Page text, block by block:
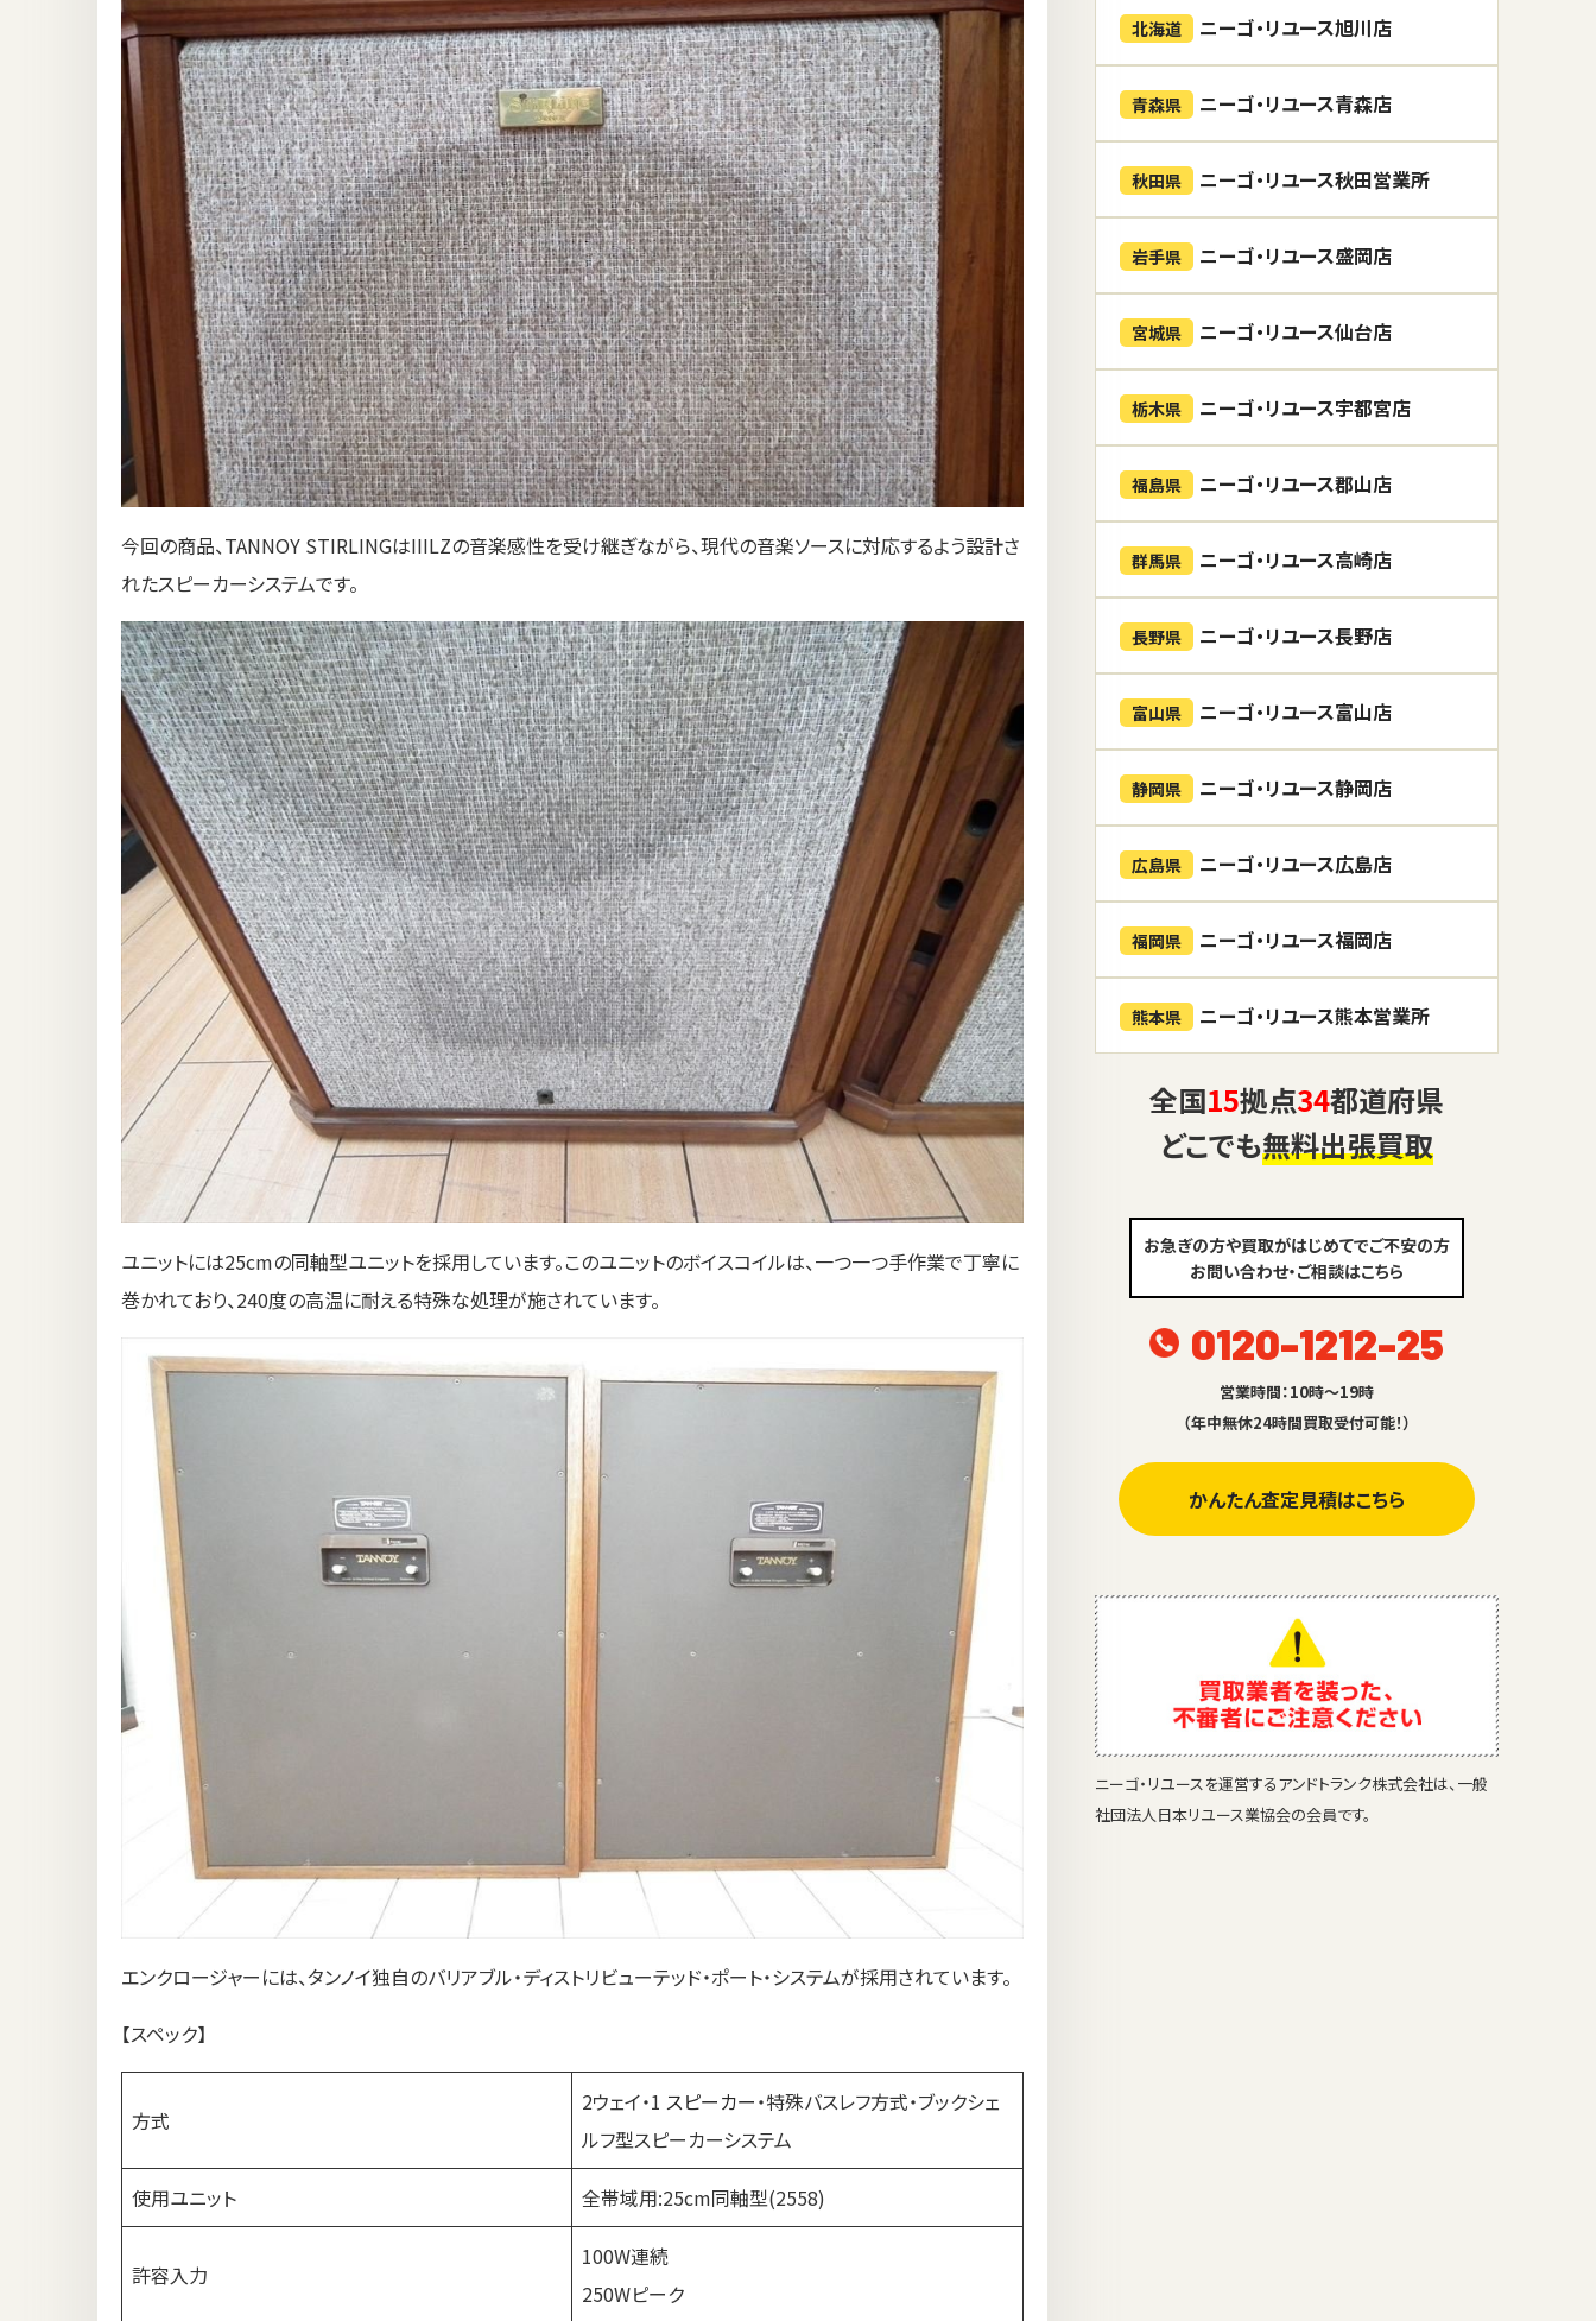
今回の商品、TANNOY STIRLINGはIIILZの音楽感性を受け継ぎながら、現代の音楽ソースに対応するよう設計さ
れたスピーカーシステムです。
ユニットには25cmの同軸型ユニットを採用しています。このユニットのボイスコイルは、一つ一つ手作業で丁寧に
巻かれており、240度の高温に耐える特殊な処理が施されています。
エンクロージャーには、タンノイ独自のバリアブル・ディストリビューテッド・ポート・システムが採用されています。
【スペック】
方式
2ウェイ・1 スピーカー・特殊バスレフ方式・ブックシェ
ルフ型スピーカーシステム
使用ユニット 全帯域用:25cm同軸型(2558)
許容入力
100W連続
250Wピーク
北海道 ニーゴ・リユース旭川店
青森県 ニーゴ・リユース青森店
秋田県 ニーゴ・リユース秋田営業所
岩手県 ニーゴ・リユース盛岡店
宮城県 ニーゴ・リユース仙台店
栃木県 ニーゴ・リユース宇都宮店
福島県 ニーゴ・リユース郡山店
群馬県 ニーゴ・リユース高崎店
長野県 ニーゴ・リユース長野店
富山県 ニーゴ・リユース富山店
静岡県 ニーゴ・リユース静岡店
広島県 ニーゴ・リユース広島店
福岡県 ニーゴ・リユース福岡店
熊本県 ニーゴ・リユース熊本営業所
全国15拠点34都道府県
どこでも無料出張買取
お急ぎの方や買取がはじめてでご不安の方
お問い合わせ・ご相談はこちら
0120-1212-25
営業時間：10時～19時
（年中無休24時間買取受付可能！）
かんたん査定見積はこちら
ニーゴ・リユースを運営するアンドトランク株式会社は、一般
社団法人日本リユース業協会の会員です。